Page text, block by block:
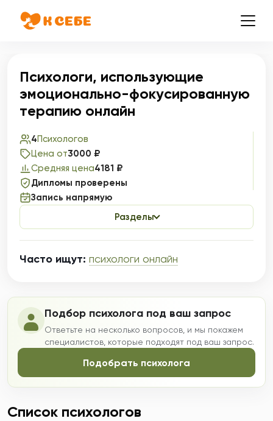
Психологи, использующие
эмоционально-фокусированную
терапию онлайн
4Психологов
Цена от3000 ₽
Средняя цена4181 ₽
Дипломы проверены
Запись напрямую
Разделы
Часто ищут: психологи онлайн
Подбор психолога под ваш запрос
Ответьте на несколько вопросов, и мы покажем
специалистов, которые подходят под ваш запрос.
Подобрать психолога
Список психологов